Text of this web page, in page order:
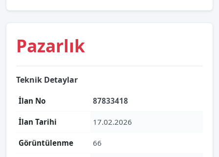
Pazarlık
Teknik Detaylar
İlan No 87833418
İlan Tarihi 17.02.2026
Görüntülenme 66